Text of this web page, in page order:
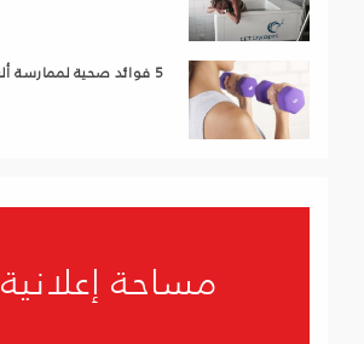
5 فوائد صحية لممارسة ألعاب القوى
مساحة إعلانية 6